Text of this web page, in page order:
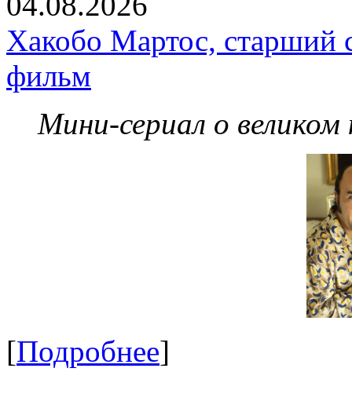
Хакобо Мартос, старший
фильм
Мини-сериал о великом
[Подробнее]